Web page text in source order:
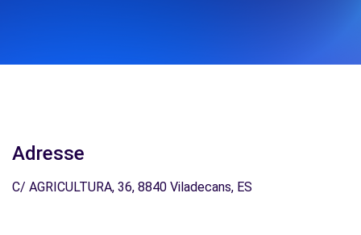
Adresse
C/ AGRICULTURA, 36, 8840 Viladecans, ES